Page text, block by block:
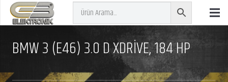
BMW 3 (E46) 3.0 D XDRIVE, 184 HP